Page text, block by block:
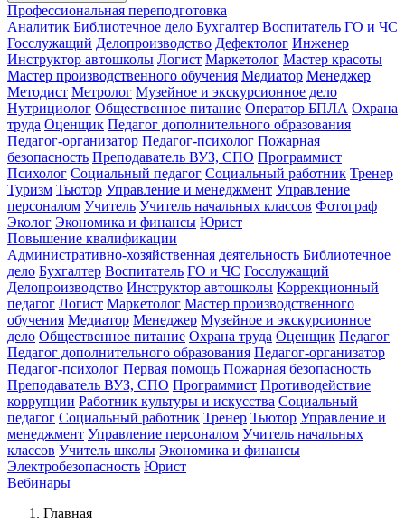
Профессиональная переподготовка
Аналитик Библиотечное дело Бухгалтер Воспитатель ГО и ЧС
Госслужащий Делопроизводство Дефектолог Инженер
Инструктор автошколы Логист Маркетолог Мастер красоты
Мастер производственного обучения Медиатор Менеджер
Методист Метролог Музейное и экскурсионное дело
Нутрициолог Общественное питание Оператор БПЛА Охрана
труда Оценщик Педагог дополнительного образования
Педагог-организатор Педагог-психолог Пожарная
безопасность Преподаватель ВУЗ, СПО Программист
Психолог Социальный педагог Социальный работник Тренер
Туризм Тьютор Управление и менеджмент Управление
персоналом Учитель Учитель начальных классов Фотограф
Эколог Экономика и финансы Юрист
Повышение квалификации
Административно-хозяйственная деятельность Библиотечное
дело Бухгалтер Воспитатель ГО и ЧС Госслужащий
Делопроизводство Инструктор автошколы Коррекционный
педагог Логист Маркетолог Мастер производственного
обучения Медиатор Менеджер Музейное и экскурсионное
дело Общественное питание Охрана труда Оценщик Педагог
Педагог дополнительного образования Педагог-организатор
Педагог-психолог Первая помощь Пожарная безопасность
Преподаватель ВУЗ, СПО Программист Противодействие
коррупции Работник культуры и искусства Социальный
педагог Социальный работник Тренер Тьютор Управление и
менеджмент Управление персоналом Учитель начальных
классов Учитель школы Экономика и финансы
Электробезопасность Юрист
Вебинары
Главная